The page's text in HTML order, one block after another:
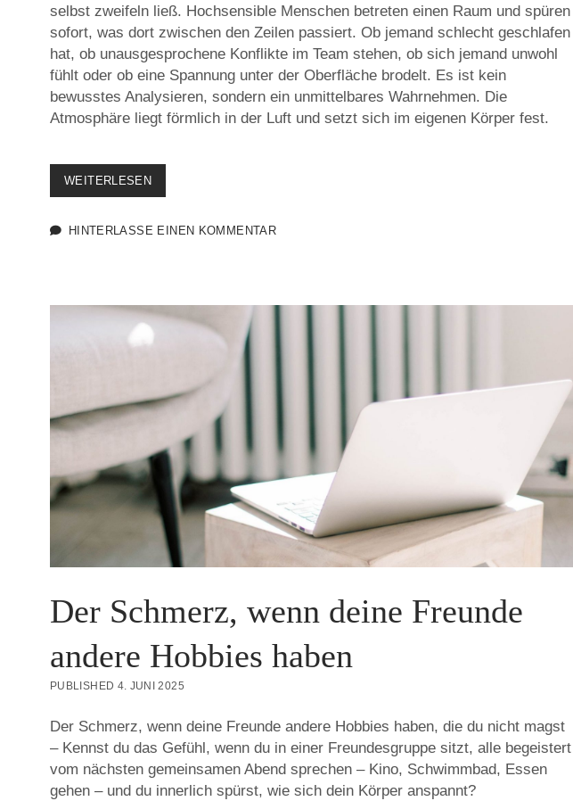
selbst zweifeln ließ. Hochsensible Menschen betreten einen Raum und spüren
sofort, was dort zwischen den Zeilen passiert. Ob jemand schlecht geschlafen
hat, ob unausgesprochene Konflikte im Team stehen, ob sich jemand unwohl
fühlt oder ob eine Spannung unter der Oberfläche brodelt. Es ist kein
bewusstes Analysieren, sondern ein unmittelbares Wahrnehmen. Die
Atmosphäre liegt förmlich in der Luft und setzt sich im eigenen Körper fest.
WEITERLESENDIE
LAUNEN
MACHEN
HINTERLASSE EINEN KOMMENTAR
Der Schmerz, wenn deine Freunde
andere Hobbies haben
PUBLISHED 4. JUNI 2025
Der Schmerz, wenn deine Freunde andere Hobbies haben, die du nicht magst
– Kennst du das Gefühl, wenn du in einer Freundesgruppe sitzt, alle begeistert
vom nächsten gemeinsamen Abend sprechen – Kino, Schwimmbad, Essen
gehen – und du innerlich spürst, wie sich dein Körper anspannt?